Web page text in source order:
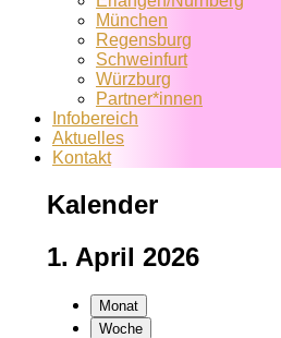
München
Regensburg
Schweinfurt
Würzburg
Partner*innen
Infobereich
Aktuelles
Kontakt
Kalender
1. April 2026
Monat
Woche